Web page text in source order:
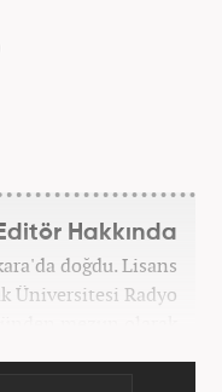
Editör Hakkında
doğdu. Lisans
Üniversitesi Radyo
mezun olarak